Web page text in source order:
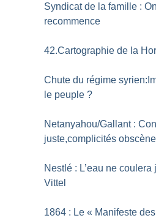
Syndicat de la famille :
recommence
42.Cartographie de la
Chute du régime
le peuple ?
Netanyahou/Gallant :
juste,complicités
Nestlé : L’eau ne
Vittel
1864 : Le « Manifeste